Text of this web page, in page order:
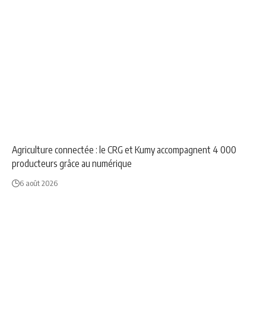
Agriculture connectée : le CRG et Kumy accompagnent 4 000
producteurs grâce au numérique
6 août 2026